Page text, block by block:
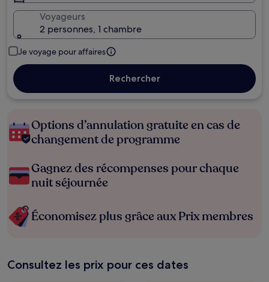
Voyageurs
2 personnes, 1 chambre
Je voyage pour affaires
Rechercher
Options d’annulation gratuite en cas de
changement de programme
Gagnez des récompenses pour chaque
nuit séjournée
Économisez plus grâce aux Prix membres
Consultez les prix pour ces dates